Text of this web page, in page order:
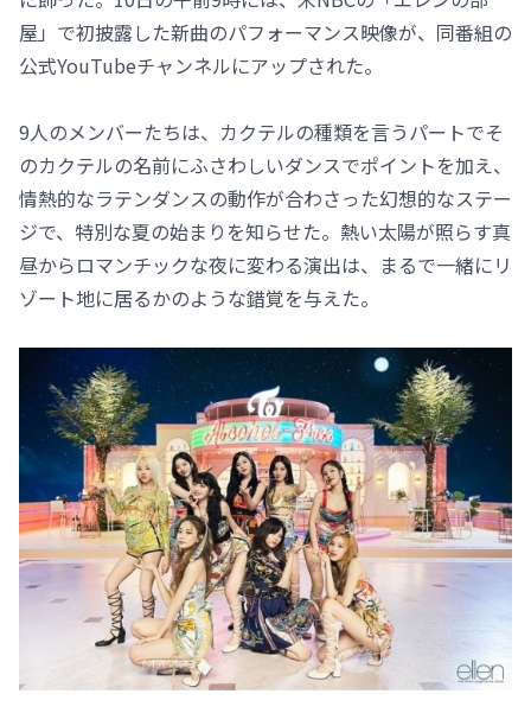
屋」で初披露した新曲のパフォーマンス映像が、同番組の
公式YouTubeチャンネルにアップされた。
9人のメンバーたちは、カクテルの種類を言うパートでそ
のカクテルの名前にふさわしいダンスでポイントを加え、
情熱的なラテンダンスの動作が合わさった幻想的なステー
ジで、特別な夏の始まりを知らせた。熱い太陽が照らす真
昼からロマンチックな夜に変わる演出は、まるで一緒にリ
ゾート地に居るかのような錯覚を与えた。